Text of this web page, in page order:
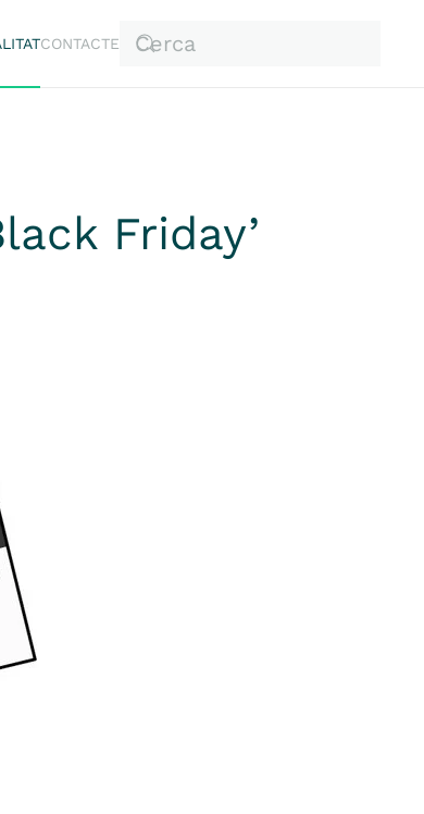
CONTACTE
Friday’